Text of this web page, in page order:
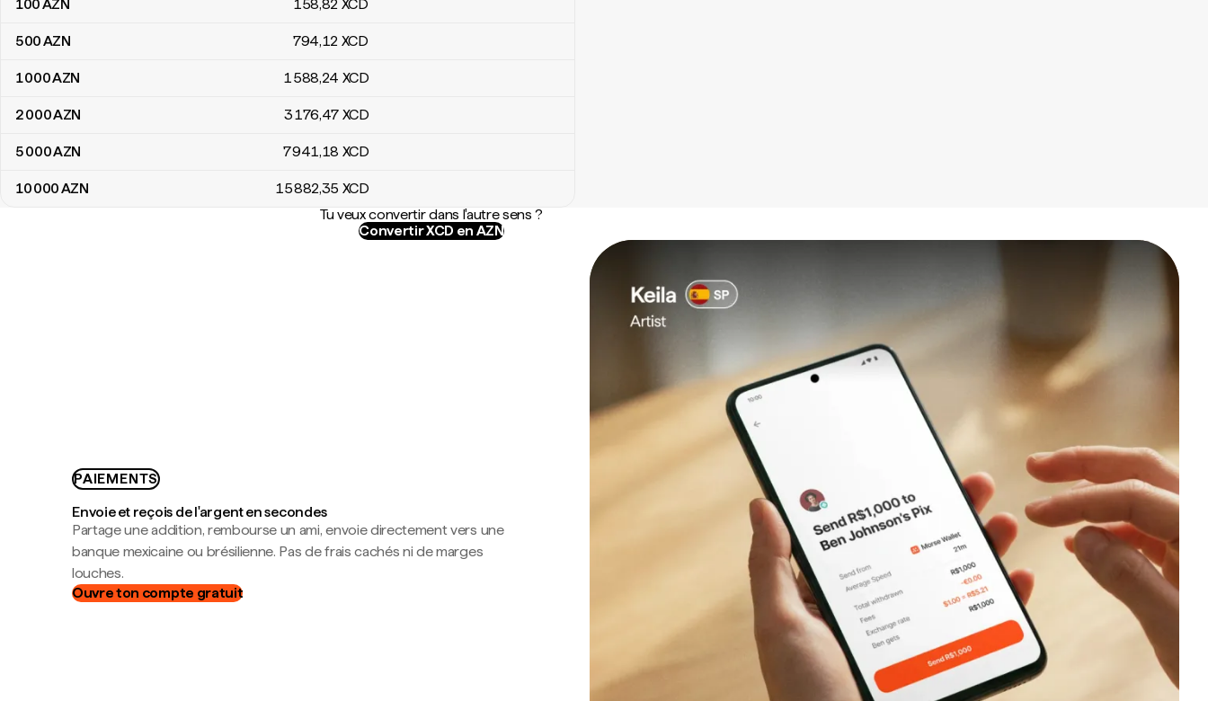
100AZN 158,82 XCD
500AZN 794,12 XCD
1 000AZN 1 588,24 XCD
2 000AZN 3 176,47 XCD
5 000AZN 7 941,18 XCD
10 000AZN 15 882,35 XCD
Tu veux convertir dans l'autre sens ?
Convertir XCD en AZN
PAIEMENTS
Envoie et reçois de l'argent en secondes
Partage une addition, rembourse un ami, envoie directement vers une
banque mexicaine ou brésilienne. Pas de frais cachés ni de marges
louches.
Ouvre ton compte gratuit